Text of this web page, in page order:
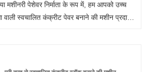
मशीनरी पेशेवर निर्माता के रूप में, हम आपको उच्च
वाली स्वचालित कंक्रीट पेवर बनाने की मशीन प्रदान
चक्र को सुचारू किया जाता है जिसके परिणामस्वरूप